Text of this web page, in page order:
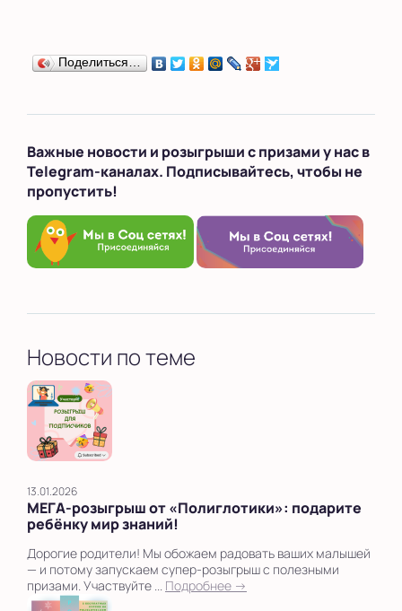
Поделиться…
Важные новости и розыгрыши с призами у нас в
Telegram-каналах. Подписывайтесь, чтобы не
пропустить!
Новости по теме
13.01.2026
МЕГА‑розыгрыш от «Полиглотики»: подарите
ребёнку мир знаний!
Дорогие родители! Мы обожаем радовать ваших малышей
— и потому запускаем супер‑розыгрыш с полезными
призами. Участвуйте ... Подробнее →